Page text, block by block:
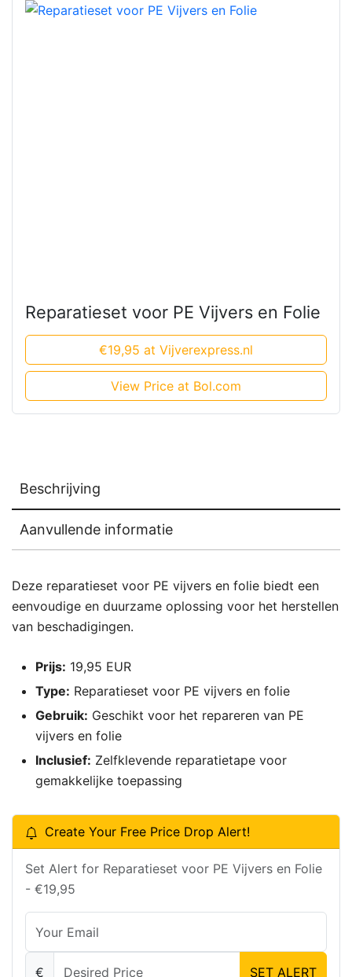
Reparatieset voor PE Vijvers en Folie
€19,95 at Vijverexpress.nl
View Price at Bol.com
Beschrijving
Aanvullende informatie
Deze reparatieset voor PE vijvers en folie biedt een
eenvoudige en duurzame oplossing voor het herstellen
van beschadigingen.
Prijs: 19,95 EUR
Type: Reparatieset voor PE vijvers en folie
Gebruik: Geschikt voor het repareren van PE
vijvers en folie
Inclusief: Zelfklevende reparatietape voor
gemakkelijke toepassing
Create Your Free Price Drop Alert!
Set Alert for Reparatieset voor PE Vijvers en Folie
- €19,95
€ SET ALERT